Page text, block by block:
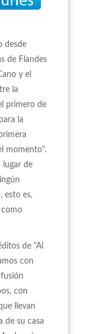
desde
de Flandes
y el
la
primero de
la
momento".
lugar de
esto es,
de "Al
con
con
llevan
de su casa